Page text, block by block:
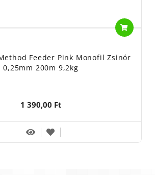
Feeder Pink Monofil Zsinór
0,25mm 200m 9,2kg
1 390,00 Ft